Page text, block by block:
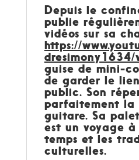
Depuis le
publie
vidéos sur sa
https://
dresimony1634/
guise de mini-
de garder le
public. Son
parfaitement la
guitare. Sa
est un voyage
temps et les
culturelles.